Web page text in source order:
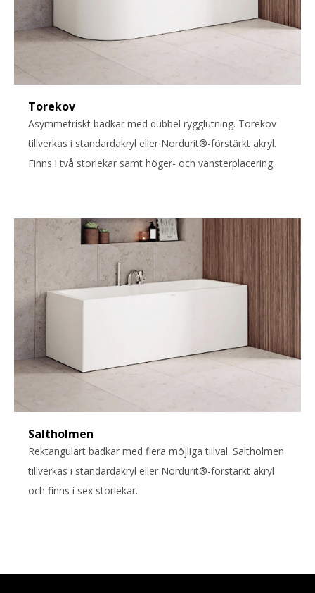
Torekov
Asymmetriskt badkar med dubbel rygglutning. Torekov
tillverkas i standardakryl eller Nordurit®-förstärkt akryl.
Finns i två storlekar samt höger- och vänsterplacering.
Saltholmen
Rektangulärt badkar med flera möjliga tillval. Saltholmen
tillverkas i standardakryl eller Nordurit®-förstärkt akryl
och finns i sex storlekar.